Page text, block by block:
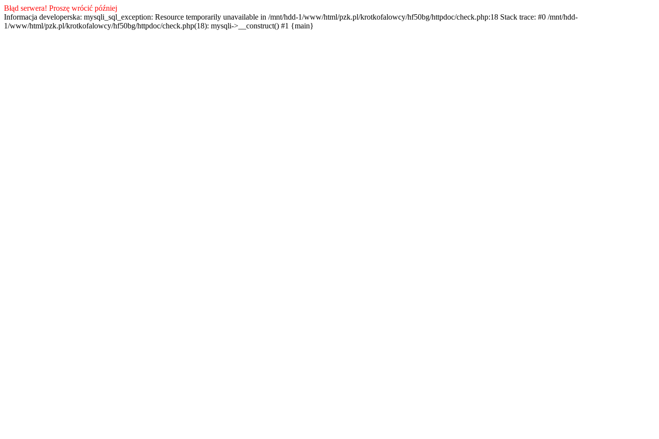
Błąd serwera! Proszę wrócić później
Informacja developerska: mysqli_sql_exception: Resource temporarily unavailable in /mnt/hdd-1/www/html/pzk.pl/krotkofalowcy/hf50bg/httpdoc/check.php:18 Stack trace: #0 /mnt/hdd-
1/www/html/pzk.pl/krotkofalowcy/hf50bg/httpdoc/check.php(18): mysqli->__construct() #1 {main}